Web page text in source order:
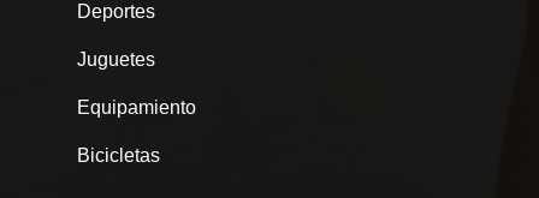
Deportes
Juguetes
Equipamiento
Bicicletas